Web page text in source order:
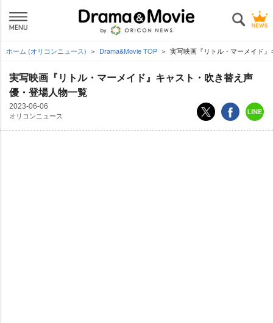
ホーム (オリコンニュース) Drama&Movie TOP 実写映画『リトル・マーメイド
実写映画『リトル・マーメイド』キャスト・吹き替え声
優・登場人物一覧
2023-06-06
オリコンニュース